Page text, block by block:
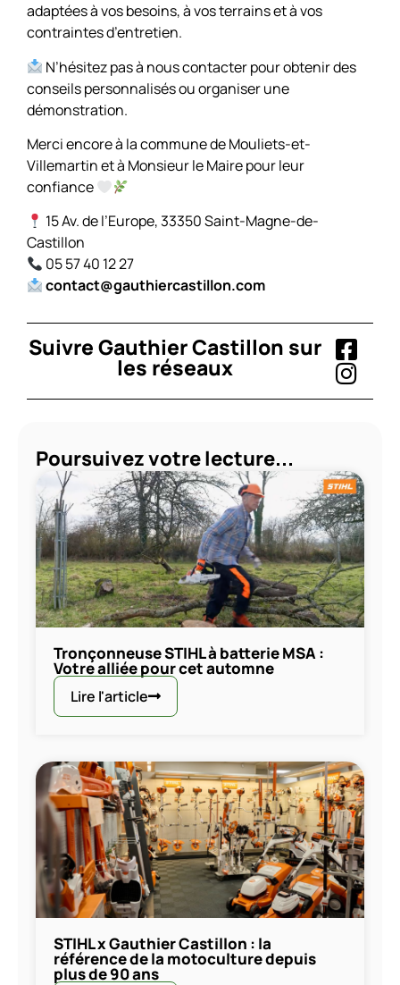
adaptées à vos besoins, à vos terrains et à vos
contraintes d’entretien.
N’hésitez pas à nous contacter pour obtenir des
conseils personnalisés ou organiser une
démonstration.
Merci encore à la commune de Mouliets-et-
Villemartin et à Monsieur le Maire pour leur
confiance
15 Av. de l’Europe, 33350 Saint-Magne-de-
Castillon
05 57 40 12 27
contact@gauthiercastillon.com
Suivre Gauthier Castillon sur
les réseaux
Poursuivez votre lecture...
Tronçonneuse STIHL à batterie MSA :
Votre alliée pour cet automne
Lire l'article
STIHL x Gauthier Castillon : la
référence de la motoculture depuis
plus de 90 ans